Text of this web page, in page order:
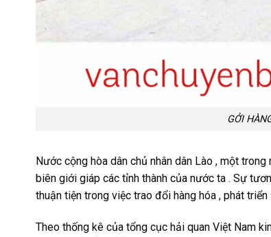
GỞI
Nước cộng hòa dân chủ nhân dân Lào , một
biên giới giáp các tỉnh thành của nước ta . Sự
thuận tiện trong việc trao đổi hàng hóa , phát triển
Theo thống kê của tổng cục hải quan Việt Nam